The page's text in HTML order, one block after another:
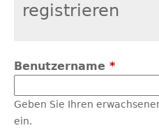
registrieren
Benutzername *
Geben Sie Ihren
ein.